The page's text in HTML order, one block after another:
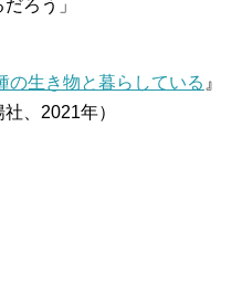
ろう」
の生き物と暮らしている 』
、2021年）